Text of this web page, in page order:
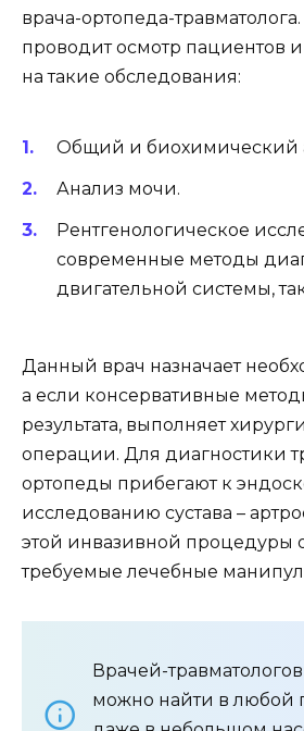
врача-ортопеда-
проводит осмотр пациентов
на такие обследования:
Общий и биохимический
Анализ мочи.
Рентгенологическое
современные методы
двигательной системы,
Данный врач назначает
а если консервативные
результата, выполняет
операции. Для диагностики
ортопеды прибегают к
исследованию сустава –
этой инвазивной процедуры
требуемые лечебные
Врачей-
можно найти в любой